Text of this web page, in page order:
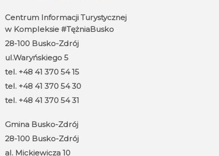
Centrum Informacji Turystycznej
w Kompleksie #TężniaBusko
28-100 Busko-Zdrój
ul.Waryńskiego 5
tel. +48 41 370 54 15
tel. +48 41 370 54 30
tel. +48 41 370 54 31
Gmina Busko-Zdrój
28-100 Busko-Zdrój
al. Mickiewicza 10